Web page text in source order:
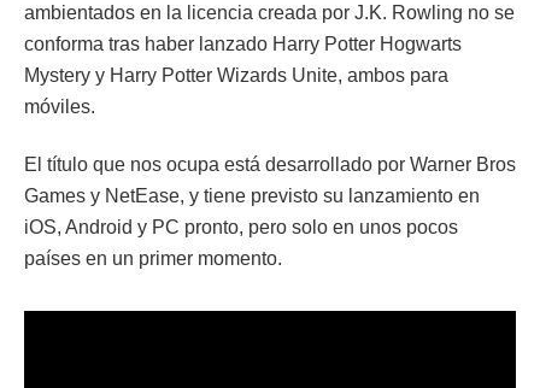
ambientados en la licencia creada por J.K. Rowling no se
conforma tras haber lanzado Harry Potter Hogwarts
Mystery y Harry Potter Wizards Unite, ambos para
móviles.
El título que nos ocupa está desarrollado por Warner Bros
Games y NetEase, y tiene previsto su lanzamiento en
iOS, Android y PC pronto, pero solo en unos pocos
países en un primer momento.